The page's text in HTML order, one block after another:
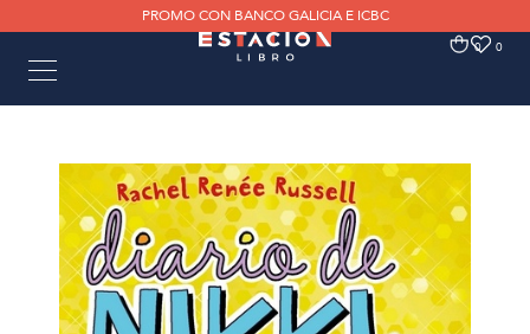
PROMO CON BANCO GALICIA E ICBC
0 0